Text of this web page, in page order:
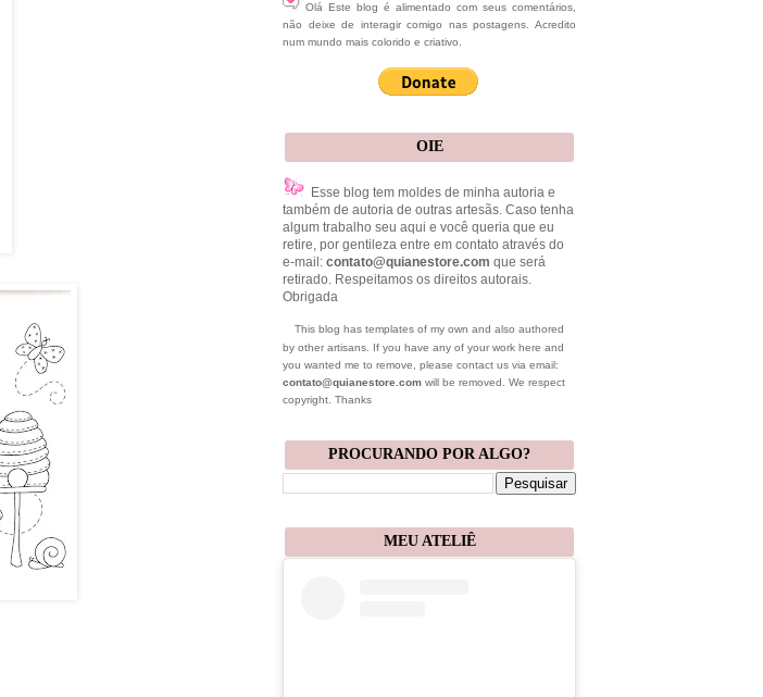
Olá Este blog é alimentado com seus comentários,
não deixe de interagir comigo nas postagens. Acredito
num mundo mais colorido e criativo.
OIE
Esse blog tem moldes de minha autoria e
também de autoria de outras artesãs. Caso tenha
algum trabalho seu aqui e você queria que eu
retire, por gentileza entre em contato através do
e-mail: contato@quianestore.com que será
retirado. Respeitamos os direitos autorais.
Obrigada
This blog has templates of my own and also authored
by other artisans. If you have any of your work here and
you wanted me to remove, please contact us via email:
contato@quianestore.com will be removed. We respect
copyright. Thanks
PROCURANDO POR ALGO?
MEU ATELIÊ